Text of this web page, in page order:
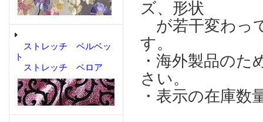
ストレッチ ベルベッ
ト
ストレッチ ベロア
ズ、形状
が若干変わっ
す。
・海外製品の
さい。
・表示の在庫